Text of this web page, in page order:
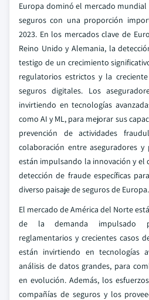
Europa dominó el mercado
seguros con una proporción
2023. En los mercados clave de
Reino Unido y Alemania, la
testigo de un crecimiento
regulatorios estrictos y la
seguros digitales. Los
invirtiendo en tecnologías
como AI y ML, para mejorar sus
prevención de actividades
colaboración entre aseguradores y
están impulsando la innovación y el
detección de fraude específicas
diverso paisaje de seguros de Europa.
El mercado de América del Norte
de la demanda impulsado
reglamentarios y crecientes casos
están invirtiendo en tecnologías
análisis de datos grandes, para
en evolución. Además, los
compañías de seguros y los